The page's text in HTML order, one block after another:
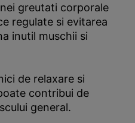
greutati corporale
regulate si evitarea
inutil muschii si
de relaxare si
contribui de
general.